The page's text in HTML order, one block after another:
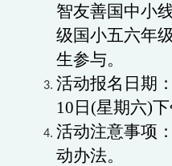
智友善国中小
级国小五六年
生参与。
活动报名日期
10日(星期六)下
活动注意事项
动办法。